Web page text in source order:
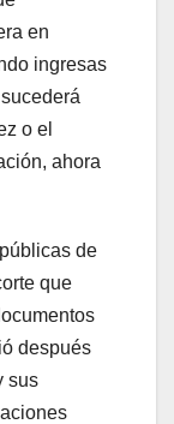
en
ingresas
o el
ahora
de
que
después
sus